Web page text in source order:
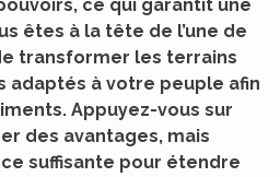
ce qui garantit une
êtes à la tête de l’une de
transformer les terrains
adaptés à votre peuple afin
Appuyez-vous sur
des avantages, mais
suffisante pour étendre